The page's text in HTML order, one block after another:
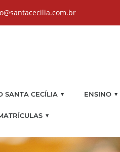
SANTA CECÍLIA ▼ ENSINO ▼
▼